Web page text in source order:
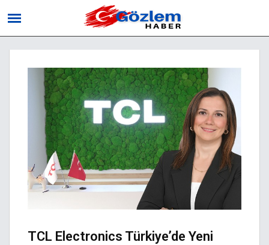
TCL Electronics Türkiye’de Yeni